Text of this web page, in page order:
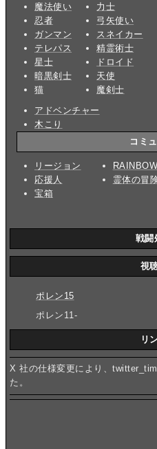
魔法使い
忍者
ガンマン
テレパス
星士
暗黒剣士
猫
力士
弓矢使い
スネイカー
精霊術士
ドロイド
天使
魔剣士
アドベンチャー
木こり
コミ
リージョン
応援人
宝箱
RAINBOW
霊体の冒
戦闘
視
ポレン15
ポレン11-
リ
X 社の仕様変更により、
た。